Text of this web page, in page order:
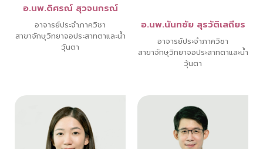
อ.นพ.ดิศรณ์ สุวจนกรณ์
อาจารย์ประจำภาควิชา
สาขาจักษุวิทยาจอประสาทตาและน้ำ
วุ้นตา
อ.นพ.นันทชัย สุรวัติเสถียร
อาจารย์ประจำภาควิชา
สาขาจักษุวิทยาจอประสาทตาและน้ำ
วุ้นตา